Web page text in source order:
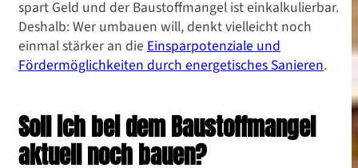
spart Geld und der Baustoffmangel ist einkalkulierbar.
Deshalb: Wer umbauen will, denkt vielleicht noch
einmal stärker an die Einsparpotenziale und
Fördermöglichkeiten durch energetisches Sanieren.
Soll ich bei dem Baustoffmangel
aktuell noch bauen?